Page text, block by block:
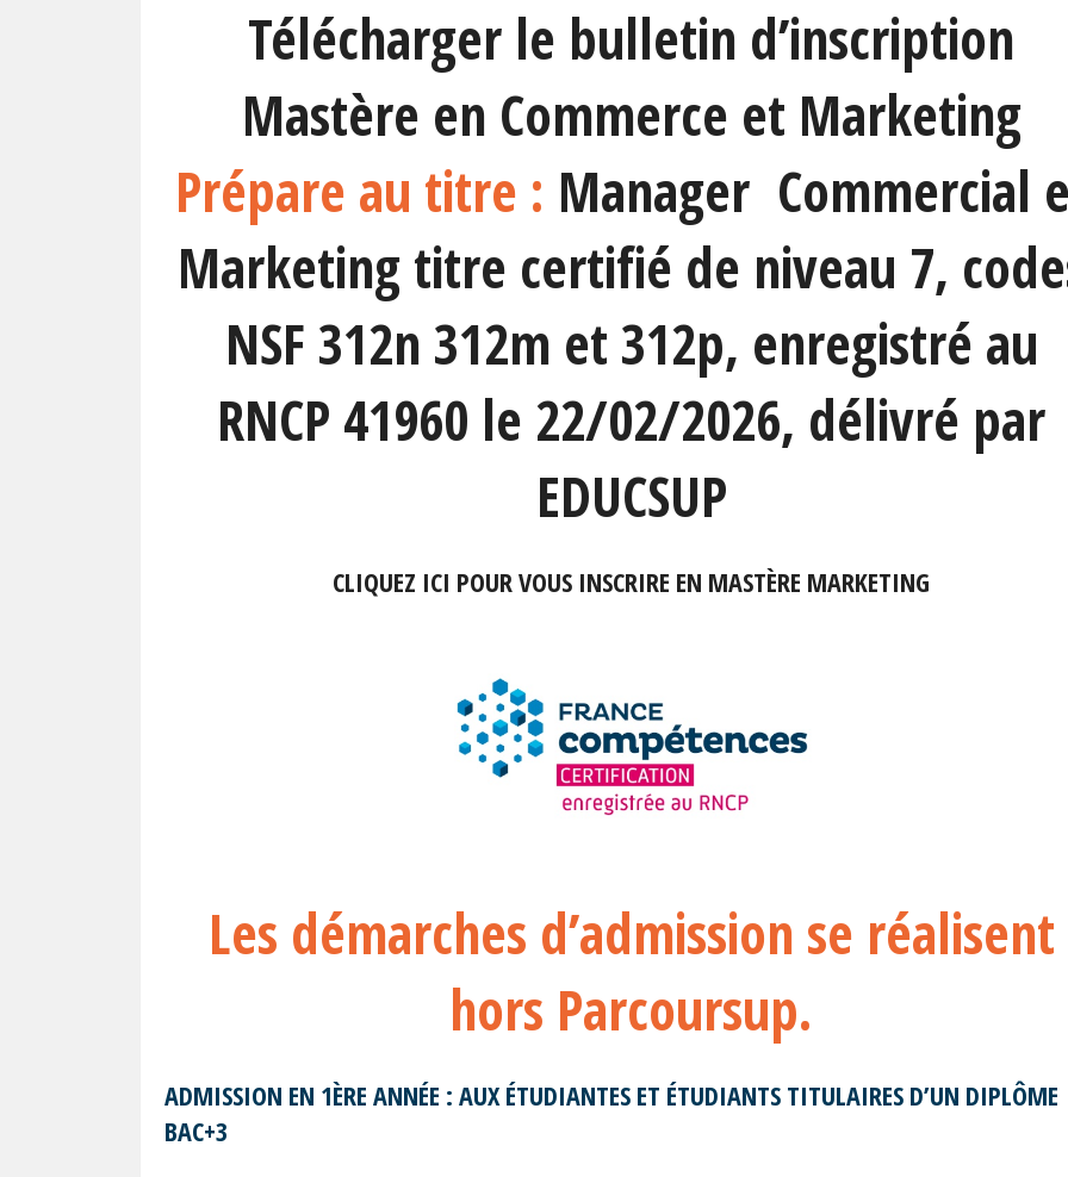
Télécharger le bulletin d’inscription
Mastère en Commerce et Marketing
Prépare au titre : Manager Commercial
Marketing titre certifié de niveau 7,
NSF 312n 312m et 312p, enregistré au
RNCP 41960 le 22/02/2026, délivré par
EDUCSUP
CLIQUEZ ICI POUR VOUS INSCRIRE EN MASTÈRE MARKETING
Les démarches d’admission se réalisent
hors Parcoursup.
ADMISSION EN 1ÈRE ANNÉE : AUX ÉTUDIANTES ET ÉTUDIANTS TITULAIRES D’UN DIPLÔME
BAC+3